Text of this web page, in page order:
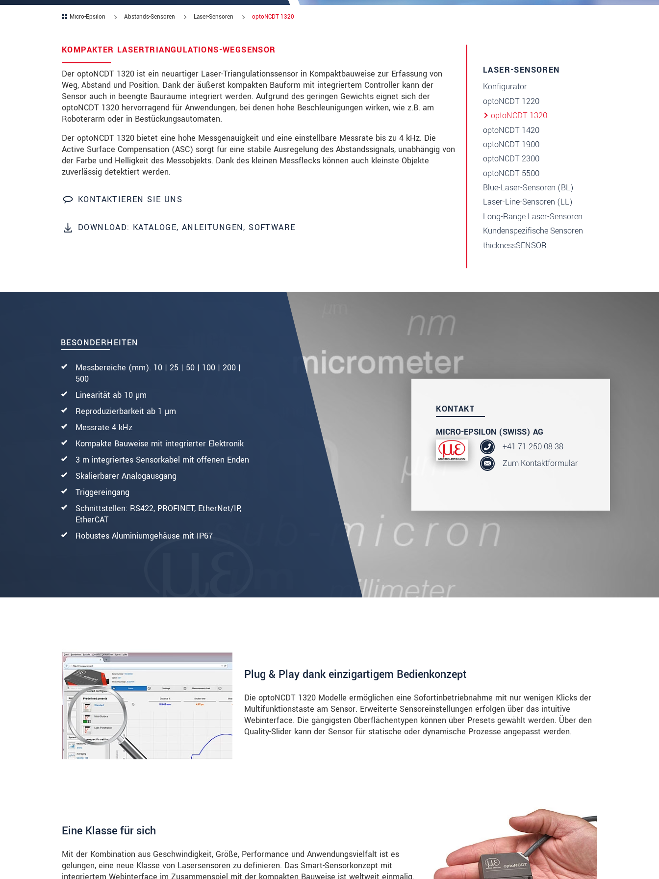
Micro-Epsilon Abstands-Sensoren Laser-Sensoren optoNCDT 1320
KOMPAKTER LASERTRIANGULATIONS-WEGSENSOR
Der optoNCDT 1320 ist ein neuartiger Laser-Triangulationssensor in Kompaktbauweise zur Erfassung von
Weg, Abstand und Position. Dank der äußerst kompakten Bauform mit integriertem Controller kann der
Sensor auch in beengte Bauräume integriert werden. Aufgrund des geringen Gewichts eignet sich der
optoNCDT 1320 hervorragend für Anwendungen, bei denen hohe Beschleunigungen wirken, wie z.B. am
Roboterarm oder in Bestückungsautomaten.
Der optoNCDT 1320 bietet eine hohe Messgenauigkeit und eine einstellbare Messrate bis zu 4 kHz. Die
Active Surface Compensation (ASC) sorgt für eine stabile Ausregelung des Abstandssignals, unabhängig von
der Farbe und Helligkeit des Messobjekts. Dank des kleinen Messflecks können auch kleinste Objekte
zuverlässig detektiert werden.
KONTAKTIEREN SIE UNS
DOWNLOAD: KATALOGE, ANLEITUNGEN, SOFTWARE
LASER-SENSOREN
Konfigurator
optoNCDT 1220
optoNCDT 1320
optoNCDT 1420
optoNCDT 1900
optoNCDT 2300
optoNCDT 5500
Blue-Laser-Sensoren (BL)
Laser-Line-Sensoren (LL)
Long-Range Laser-Sensoren
Kundenspezifische Sensoren
thicknessSENSOR
BESONDERHEITEN
Messbereiche (mm). 10 | 25 | 50 | 100 | 200 |
500
Linearität ab 10 µm
Reproduzierbarkeit ab 1 µm
Messrate 4 kHz
Kompakte Bauweise mit integrierter Elektronik
3 m integriertes Sensorkabel mit offenen Enden
Skalierbarer Analogausgang
Triggereingang
Schnittstellen: RS422, PROFINET, EtherNet/IP,
EtherCAT
Robustes Aluminiumgehäuse mit IP67
KONTAKT
MICRO-EPSILON (SWISS) AG
+41 71 250 08 38
Zum Kontaktformular
PLZ
Land*
Telefon
Email *
Bitte halten Sie mich per Mail über Produktinnovationen auf dem Laufenden
* Pflichtangaben
Plug & Play dank einzigartigem Bedienkonzept
Die optoNCDT 1320 Modelle ermöglichen eine Sofortinbetriebnahme mit nur wenigen Klicks der
Multifunktionstaste am Sensor. Erweiterte Sensoreinstellungen erfolgen über das intuitive
Webinterface. Die gängigsten Oberflächentypen können über Presets gewählt werden. Über den
Quality-Slider kann der Sensor für statische oder dynamische Prozesse angepasst werden.
Eine Klasse für sich
Mit der Kombination aus Geschwindigkeit, Größe, Performance und Anwendungsvielfalt ist es
gelungen, eine neue Klasse von Lasersensoren zu definieren. Das Smart-Sensorkonzept mit